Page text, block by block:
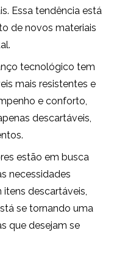
Essa tendência está
de novos materiais
tecnológico tem
mais resistentes e
e conforto,
descartáveis,
estão em busca
necessidades
descartáveis,
se tornando uma
que desejam se